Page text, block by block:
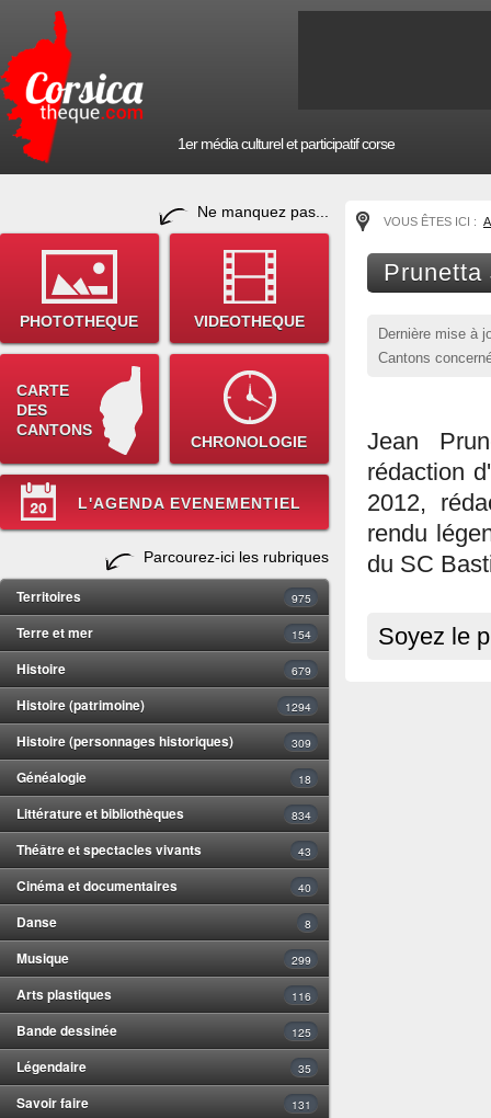
1er média culturel et participatif corse
Ne manquez pas...
PHOTOTHEQUE VIDEOTHEQUE
CARTE
DES
CANTONS
CHRONOLOGIE
L'AGENDA EVENEMENTIEL
Parcourez-ici les rubriques
Territoires 975
Terre et mer 154
Histoire 679
Histoire (patrimoine) 1294
Histoire (personnages historiques) 309
Généalogie 18
Littérature et bibliothèques 834
Théâtre et spectacles vivants 43
Cinéma et documentaires 40
Danse 8
Musique 299
Arts plastiques 116
Bande dessinée 125
Légendaire 35
Savoir faire 131
VOUS ÊTES ICI :
Prunetta
Dernière mise à
Cantons
Jean
rédaction
2012,
rendu
du SC
Soyez le